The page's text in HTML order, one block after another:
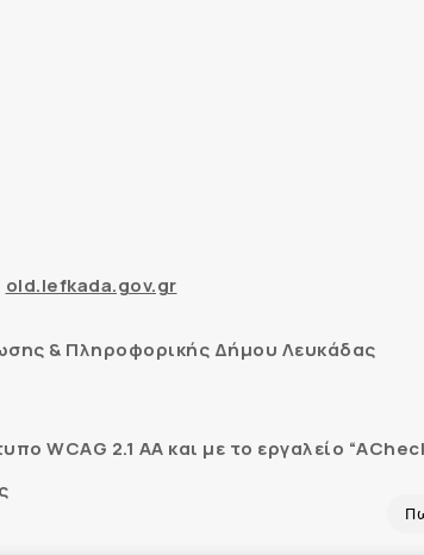
old.lefkada.gov.gr
& Πληροφορικής Δήμου Λευκάδας
WCAG 2.1 AA και με το εργαλείο